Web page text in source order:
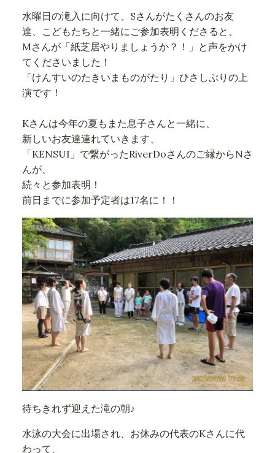
水曜日の滝入に向けて、Sさんがたくさんのお友
達、こどもたちと一緒にご参加表明くださると、
Mさんが「紙芝居やりましょうか？！」と声をかけ
てくださいました！
「けんすいのたきいまものがたり」ひさしぶりの上
演です！
Kさんは今年の夏もまた息子さんと一緒に、
新しいお友達連れていきます、
「KENSUI」で繋がったRiverDoさんのご縁からNさ
んが、
続々と参加表明！
前日までに参加予定者は17名に！！
待ちきれず迎えた滝の朝♪
水泳の大会に出場され、お休みの代表のKさんに代
わって、